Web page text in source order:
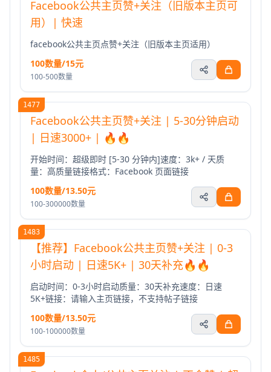
Facebook公共主页赞+关注（旧版本主页可
用）| 快速
facebook公共主页点赞+关注（旧版本主页适用）
100数量/15元
100-500数量
1477
Facebook公共主页赞+关注 | 5-30分钟启动
| 日速3000+ | 🔥🔥
开始时间：超级即时 [5-30 分钟内]速度：3k+ / 天质
量：高质量链接格式：Facebook 页面链接
100数量/13.50元
100-300000数量
1483
【推荐】Facebook公共主页赞+关注 | 0-3
小时启动 | 日速5K+ | 30天补充🔥🔥
启动时间：0-3小时启动质量：30天补充速度：日速
5K+链接：请输入主页链接，不支持帖子链接
100数量/13.50元
100-100000数量
1485